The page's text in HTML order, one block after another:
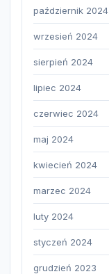
październik 2024
wrzesień 2024
sierpień 2024
lipiec 2024
czerwiec 2024
maj 2024
kwiecień 2024
marzec 2024
luty 2024
styczeń 2024
grudzień 2023